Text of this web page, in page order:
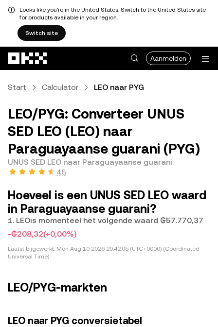
Looks like you're in the United States. Switch to the United States site
for products available in your region.
Switch site
Aanmelden
Start Calculator LEO naar PYG
LEO/PYG: Converteer UNUS
SED LEO (LEO) naar
Paraguayaanse guarani (PYG)
UNUS SED LEO naar Paraguayaanse guarani
4,5
Hoeveel is een UNUS SED LEO waard
in Paraguayaanse guarani?
1. LEOis momenteel het volgende waard ₲57.770,37
-₲208,32(+0,00%)
Laatst bijgewerkt: Mon Aug 10 2026 20:42:05 (UTC+0000) (Coordinated
Universal Time)
LEO/PYG-markten
LEO naar PYG conversietabel